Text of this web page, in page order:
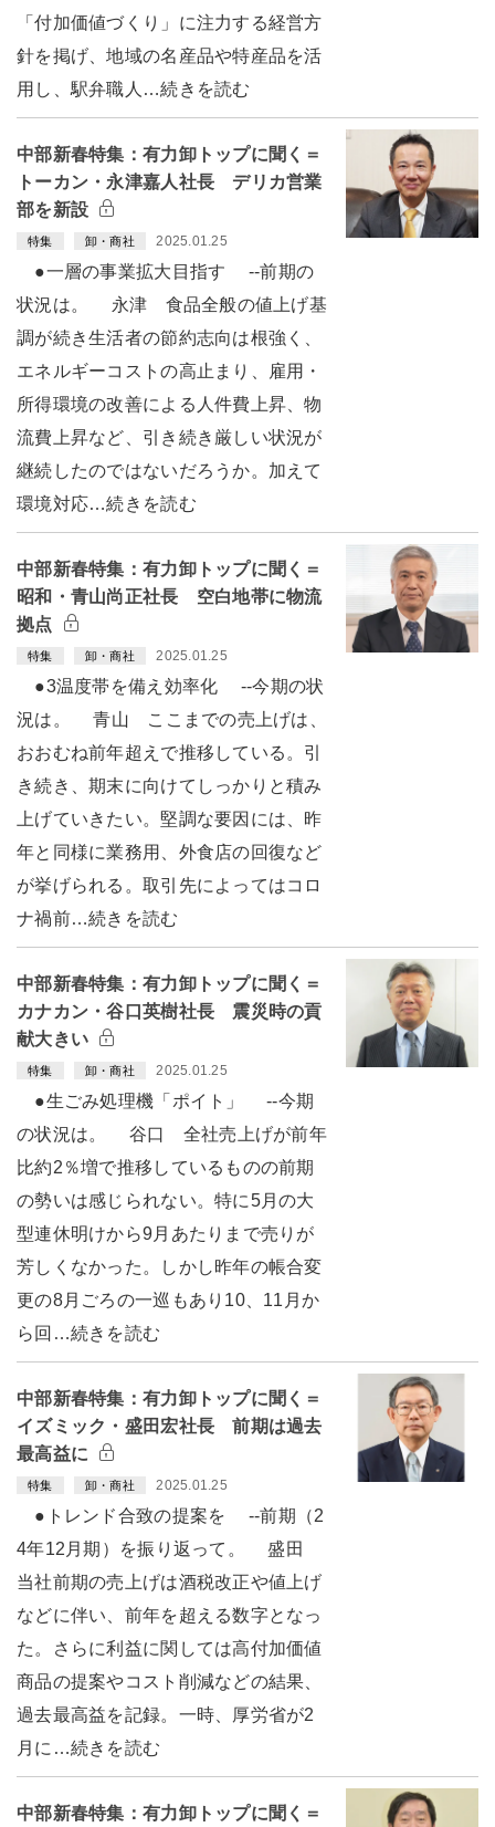
「付加価値づくり」に注力する経営方
針を掲げ、地域の名産品や特産品を活
用し、駅弁職人…続きを読む
中部新春特集：有力卸トップに聞く＝
トーカン・永津嘉人社長 デリカ営業
部を新設
特集 卸・商社 2025.01.25
●一層の事業拡大目指す --前期の
状況は。 永津 食品全般の値上げ基
調が続き生活者の節約志向は根強く、
エネルギーコストの高止まり、雇用・
所得環境の改善による人件費上昇、物
流費上昇など、引き続き厳しい状況が
継続したのではないだろうか。加えて
環境対応…続きを読む
中部新春特集：有力卸トップに聞く＝
昭和・青山尚正社長 空白地帯に物流
拠点
特集 卸・商社 2025.01.25
●3温度帯を備え効率化 --今期の状
況は。 青山 ここまでの売上げは、
おおむね前年超えで推移している。引
き続き、期末に向けてしっかりと積み
上げていきたい。堅調な要因には、昨
年と同様に業務用、外食店の回復など
が挙げられる。取引先によってはコロ
ナ禍前…続きを読む
中部新春特集：有力卸トップに聞く＝
カナカン・谷口英樹社長 震災時の貢
献大きい
特集 卸・商社 2025.01.25
●生ごみ処理機「ポイト」 --今期
の状況は。 谷口 全社売上げが前年
比約2％増で推移しているものの前期
の勢いは感じられない。特に5月の大
型連休明けから9月あたりまで売りが
芳しくなかった。しかし昨年の帳合変
更の8月ごろの一巡もあり10、11月か
ら回…続きを読む
中部新春特集：有力卸トップに聞く＝
イズミック・盛田宏社長 前期は過去
最高益に
特集 卸・商社 2025.01.25
●トレンド合致の提案を --前期（2
4年12月期）を振り返って。 盛田
当社前期の売上げは酒税改正や値上げ
などに伴い、前年を超える数字となっ
た。さらに利益に関しては高付加価値
商品の提案やコスト削減などの結果、
過去最高益を記録。一時、厚労省が2
月に…続きを読む
中部新春特集：有力卸トップに聞く＝